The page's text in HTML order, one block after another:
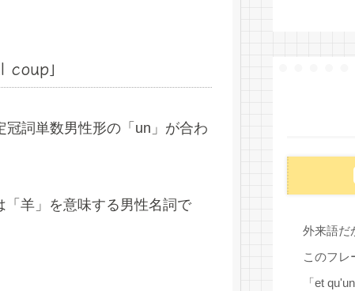
」
冠詞単数男性形の「un」が合わ
「羊」を意味する男性名詞で
外来語だ
このフレ
「et